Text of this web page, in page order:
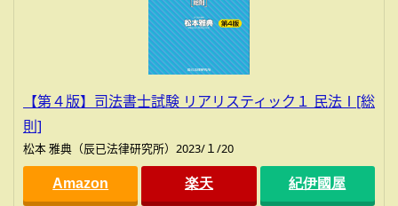
【第４版】司法書士試験 リアリスティック１ 民法Ⅰ[総
則]
松本 雅典（辰已法律研究所）2023/１/20
Amazon 楽天 紀伊國屋